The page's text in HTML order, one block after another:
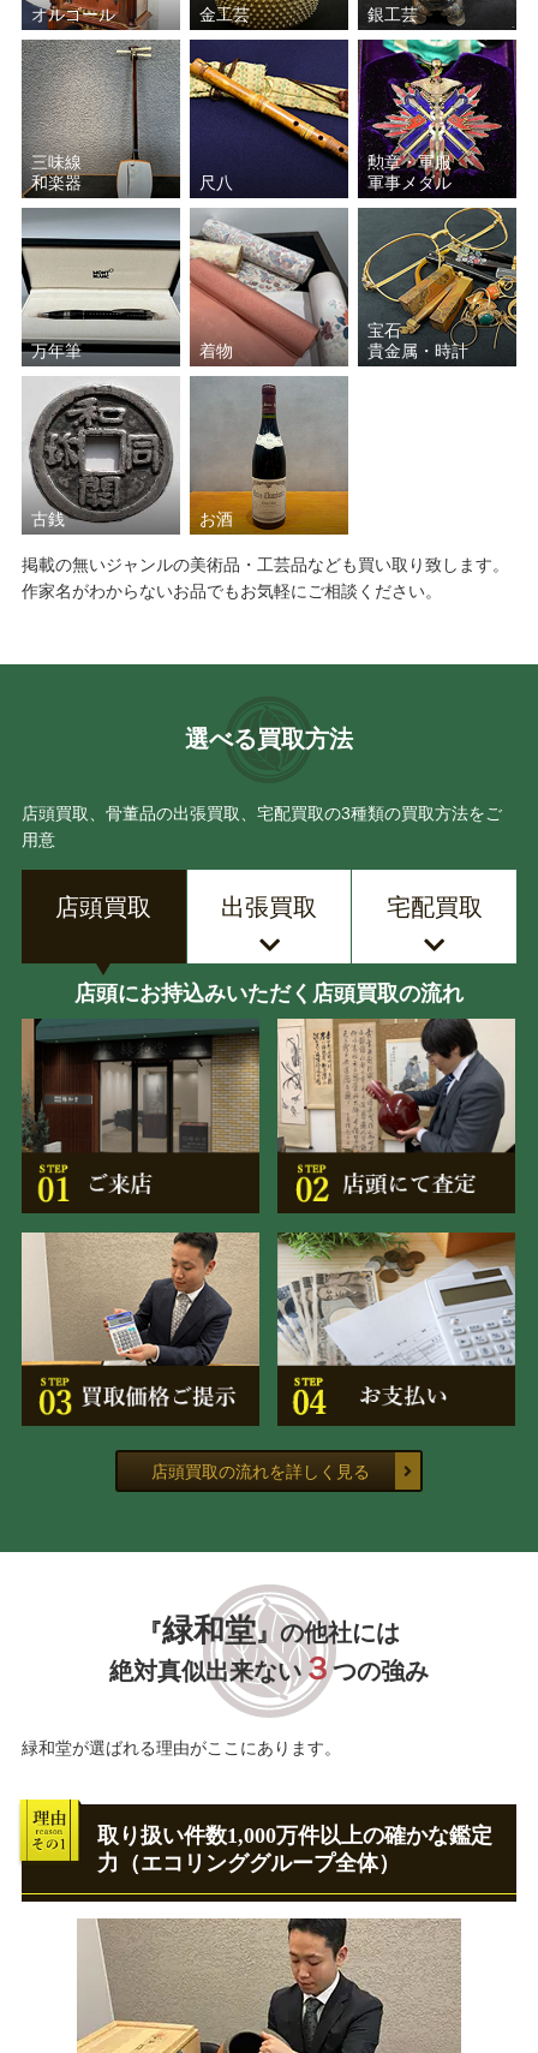
オルゴール 金工芸 銀工芸
三味線
和楽器
尺八
勲章・軍服
軍事メダル
万年筆 着物
宝石
貴金属・時計
古銭 お酒
掲載の無いジャンルの美術品・工芸品なども買い取り致します。
作家名がわからないお品でもお気軽にご相談ください。
選べる買取方法
店頭買取、骨董品の出張買取、宅配買取の3種類の買取方法をご
用意
店頭買取 出張買取 宅配買取
店頭にお持込みいただく店頭買取の流れ
店頭買取の流れを詳しく見る
『緑和堂』の他社には
絶対真似出来ない ３つの強み
緑和堂が選ばれる理由がここにあります。
取り扱い件数1,000万件以上の確かな鑑定
力（エコリンググループ全体）